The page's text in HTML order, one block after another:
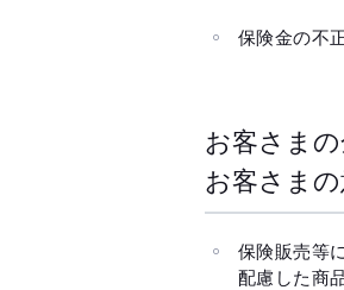
保険金の不
お客さま
お客さま
保険販売等
配慮した商